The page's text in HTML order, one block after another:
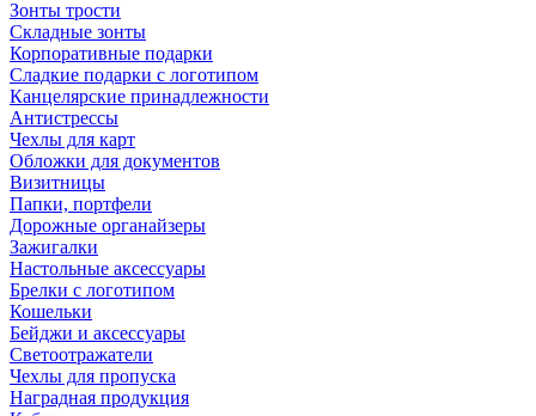
Зонты трости
Складные зонты
Корпоративные подарки
Сладкие подарки с логотипом
Канцелярские принадлежности
Антистрессы
Чехлы для карт
Обложки для документов
Визитницы
Папки, портфели
Дорожные органайзеры
Зажигалки
Настольные аксессуары
Брелки с логотипом
Кошельки
Бейджи и аксессуары
Светоотражатели
Чехлы для пропуска
Наградная продукция